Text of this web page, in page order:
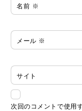
名前 ※
メール ※
サイト
次回のコメントで使用